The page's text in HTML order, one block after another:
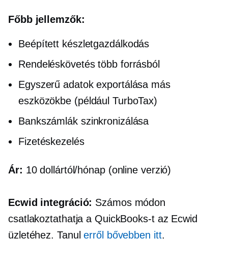
Főbb jellemzők:
Beépített készletgazdálkodás
Rendeléskövetés több forrásból
Egyszerű adatok exportálása más
eszközökbe (például TurboTax)
Bankszámlák szinkronizálása
Fizetéskezelés
Ár: 10 dollártól/hónap (online verzió)
Ecwid integráció: Számos módon
csatlakoztathatja a QuickBooks-t az Ecwid
üzletéhez. Tanulerről bővebben itt.